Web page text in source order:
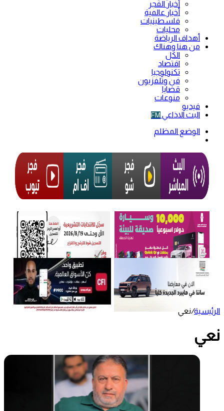
أخبار الفجر
أخبار عالمية
فلسطينيات
محليات
أهداف الرياضة
من هنا وهناك
الكل
اقتصاد
تكنولوجيا
فن وتلفزيون
قضايا
منوعات
فيديو
البث الاذاعي FM
الوضع المظلم
الرئيسية/نعي
نعي